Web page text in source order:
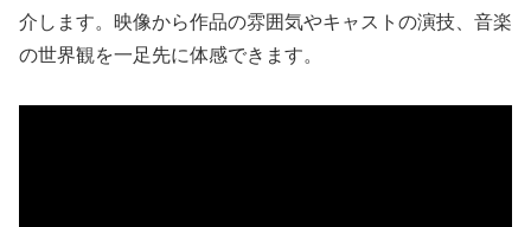
介します。映像から作品の雰囲気やキャストの演技、音楽
の世界観を一足先に体感できます。